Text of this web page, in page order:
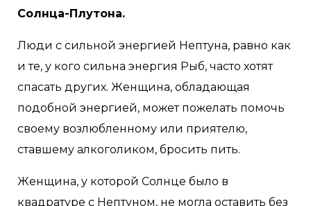
Солнца-Плутона.
Люди с сильной энергией Нептуна, равно как
и те, у кого сильна энергия Рыб, часто хотят
спасать других. Женщина, обладающая
подобной энергией, может пожелать помочь
своему возлюбленному или приятелю,
ставшему алкоголиком, бросить пить.
Женщина, у которой Солнце было в
квадратуре с Нептуном, не могла оставить без